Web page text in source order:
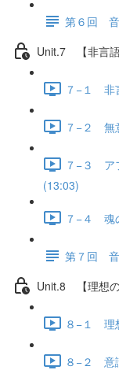
第６回 音
Unit.7 【非言語
７−１ 非
７−２ 無
７−３ ア
(13:03)
７−４ 魂
第７回 音
Unit.8 【理想の
８−１ 理
８−２ 意